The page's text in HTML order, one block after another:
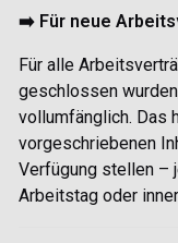
➡️ Für neue
Für alle
geschlossen wurden
vollumfänglich. Das
vorgeschriebenen
Verfügung stellen –
Arbeitstag oder